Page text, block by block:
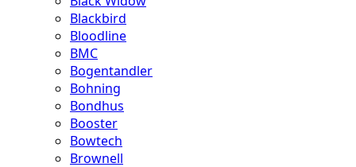
Blackbird
Bloodline
BMC
Bogentandler
Bohning
Bondhus
Booster
Bowtech
Brownell